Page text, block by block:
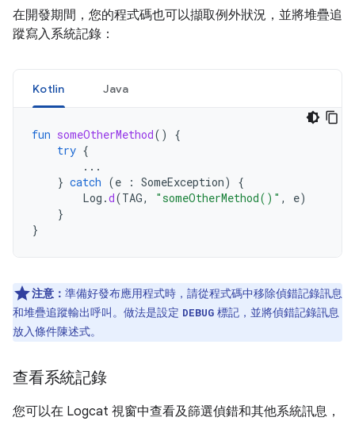
在開發期間，您的程式碼也可以擷取例外狀況，並將堆疊追
蹤寫入系統記錄：
Kotlin Java
fun someOtherMethod()
{
try {
...
} catch (e : SomeException)
{
Log .d(TAG, "someOtherMethod()" , e)
}
}
注意： 準備好發布應用程式時，請從程式碼中移除偵錯記錄訊息
和堆疊追蹤輸出呼叫。做法是設定 DEBUG 標記，並將偵錯記錄訊息
放入條件陳述式。
查看系統記錄
您可以在 Logcat 視窗中查看及篩選偵錯和其他系統訊息，